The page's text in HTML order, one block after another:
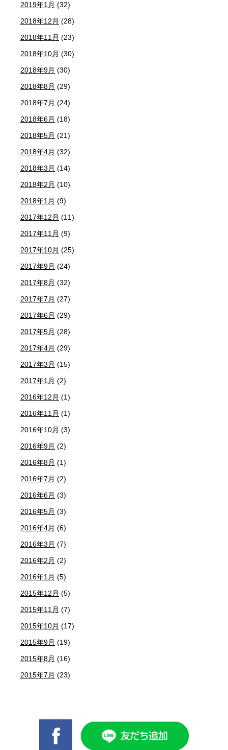
2019年1月 (32)
2018年12月 (28)
2018年11月 (23)
2018年10月 (30)
2018年9月 (30)
2018年8月 (29)
2018年7月 (24)
2018年6月 (18)
2018年5月 (21)
2018年4月 (32)
2018年3月 (14)
2018年2月 (10)
2018年1月 (9)
2017年12月 (11)
2017年11月 (9)
2017年10月 (25)
2017年9月 (24)
2017年8月 (32)
2017年7月 (27)
2017年6月 (29)
2017年5月 (28)
2017年4月 (29)
2017年3月 (15)
2017年1月 (2)
2016年12月 (1)
2016年11月 (1)
2016年10月 (3)
2016年9月 (2)
2016年8月 (1)
2016年7月 (2)
2016年6月 (3)
2016年5月 (3)
2016年4月 (6)
2016年3月 (7)
2016年2月 (2)
2016年1月 (5)
2015年12月 (5)
2015年11月 (7)
2015年10月 (17)
2015年9月 (19)
2015年8月 (16)
2015年7月 (23)